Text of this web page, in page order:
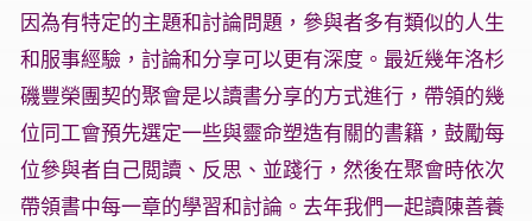
因為有特定的主題和討論問題，參與者多有類似的人生
和服事經驗，討論和分享可以更有深度。最近幾年洛杉
磯豐榮團契的聚會是以讀書分享的方式進行，帶領的幾
位同工會預先選定一些與靈命塑造有關的書籍，鼓勵每
位參與者自己閲讀、反思、並踐行，然後在聚會時依次
帶領書中每一章的學習和討論。去年我們一起讀陳善養